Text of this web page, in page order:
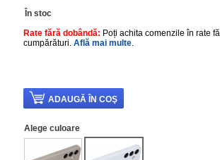
În stoc
Rate fără dobândă: Poți achita comenzile în rate
cumpărături. Află mai multe.
Alege culoare